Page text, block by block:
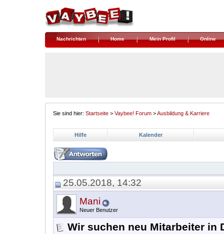
Nachrichten Home Mein Profil Online
Sie sind hier: Startseite > Vaybee! Forum >Ausbildung & Karriere
Hilfe Kalender
25.05.2018, 14:32
Mani
Neuer Benutzer
Wir suchen neu Mitarbeiter in